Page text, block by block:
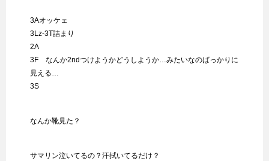
3Aオッケェ
3Lz-3T詰まり
2A
3F なんか2ndつけようかどうしようか…みたいなのばっかりに
見える…
3S
なんか靴見た？
サマリン泣いてるの？汗拭いてるだけ？